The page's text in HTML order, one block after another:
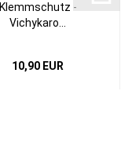
Klemmschutz -
Vichykaro...
10,90 EUR